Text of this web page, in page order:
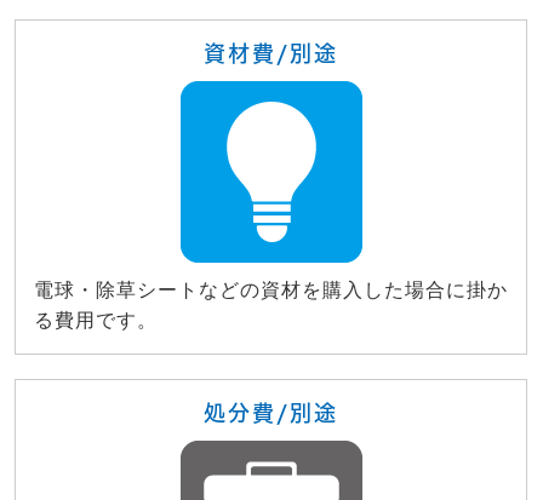
資材費/別途
電球・除草シートなどの資材を購入した場合に掛か
る費用です。
処分費/別途